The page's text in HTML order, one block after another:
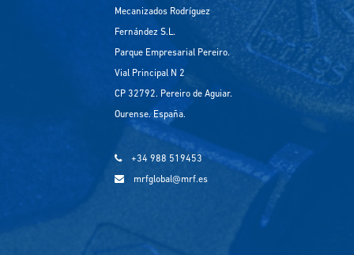
Mecanizados Rodríguez
Fernández S.L.
Parque Empresarial Pereiro.
Vial Principal N 2
CP 32792. Pereiro de Aguiar.
Ourense. España.
+34 988 519453
mrfglobal@mrf.es